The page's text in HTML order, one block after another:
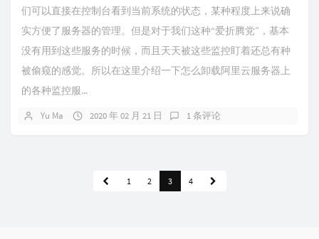
们可以直接在控制台看到当前系统的状态，某种程度上来说确
实方便了服务器的管理。但是对于我们这种“爱折腾党”，基本
没有用到这些服务的时候，而且天天被这些监控盯着还总有种
被偷窥的感觉。所以在这里介绍一下怎么卸载阿里云服务器上
的各种监控服...
Yu Ma 2020 年 02 月 21 日 1 条评论
1 2 3 4